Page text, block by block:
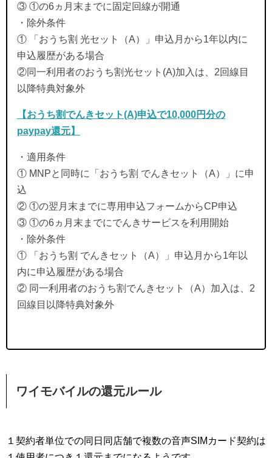
③ ①の6ヵ月末までに固定回線が開通
・除外条件
① 「おうち割 光セット（A）」申込月から1年以内に
申込履歴がある場合
②同一利用者のおうち割光セット(A)加入は、2回線目
以降特典対象外
【おうち割でんきセット(A)申込で10,000円分の
paypay還元】
・適用条件
① MNPと同時に「おうち割 でんきセット（A）」に申
込
② ①の翌月末までに専用申込フォームからCP申込
③ ①の6ヵ月末までにでんきサービスを利用開始
・除外条件
① 「おうち割 でんきセット（A）」申込月から1年以
内に申込履歴がある場合
② 同一利用者のおうち割でんきセット（A）加入は、2
回線目以降特典対象外
ワイモバイルの還元ルール
１契約者単位での同日同店舗で複数の音声SIMカード契約は